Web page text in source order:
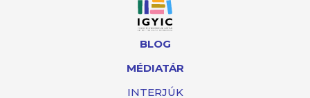
BLOG
MÉDIATÁR
INTERJÚK